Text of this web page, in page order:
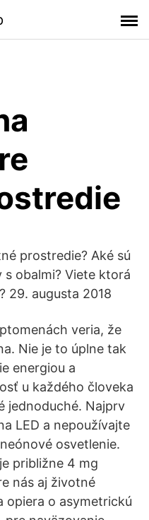
prostredie? Aké sú
obalmi? Viete ktorá
29. augusta 2018
veria, že
Nie je to úplne tak
energiou a
u každého človeka
jednoduché. Najprv
LED a nepoužívajte
osvetlenie.
približne 4 mg
nás aj životné
opiera o asymetrickú